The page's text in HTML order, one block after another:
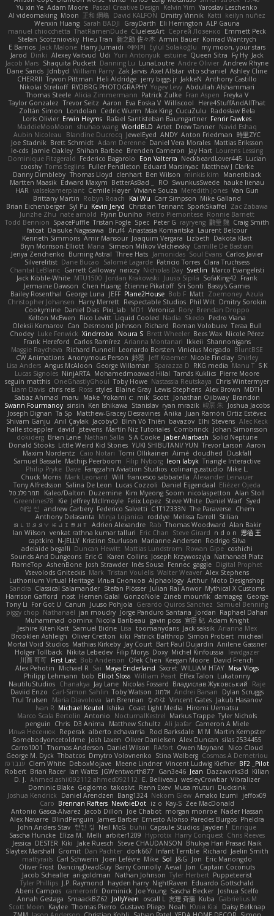
Yu xin Ye Adam Moore Pascal Creative Design Kelvin Yim Yaroslav Leschenko
AI videomaking Moon 正和 綱嶋 David KALFON Dmitry Vinnik Katti keilyn nuñez
Wenxin Huang Sarah BADJI GrayDarth Eli Herrington ALP Gauna
manuel chiocchetta ThatRamenDude CluelessArt Cергей Лозенко Emmett Peck
Stefan Scotzniovsky Hieu Tran 新之助 佐々木 Armin Bauer Konrad Wantrych
E Barrios Jack Malone Harry Jumaidi 에이지 Eylül Solakoğlu
my moon, your stars
Jarod Dinki Alexey Vaitvud Udi Yurii Antonyuk estuine Queen Sitra Fy Hy Jack
Jacob Mars Shaquita Puckett Danning Lu LunaLoutre Andre Olivier Andrew Rhyne
Dane Sands Jdnbyd William Parry Zak Jarvis Axel Allstar vito schaniel Ashley Cline
CHERRII Tryvon Pittman Heli Aldridge jerry biggs jr JakkeN Anthony Castillo
Nikolai Strelioff RYDBRG PHOTOGRAPHY Yogev Levy Abdullah Alshammari
Thomas Steele Alicia Zimmermann Patrick Zulke Fran Aspen Freyka V
Taylor Gonzalez Trevor Seitz Aaron Eva Eoska V Williscool
Here4StuffAndAllThat
Zoltán Simon
Londolan Cedric Wurm Max King CucuZulu
Radosław Bela
Loris Olivier Erwin Heyms Rafael Santisteban Baumgartner Fenrir Fawkes
MaddieMooMoon shuhao wang WorldBLD Artet Drew Tanner Navid Eshaq
Aubin Nicoleau
Blandine Ducrocq JewelEyed ANDY Anton Friedman 時里ZYC
Joe Stadnik Brett Schmidt Adam Derenne Daniel Vera Morales Mattias Eriksson
le-cds Jamie Oakley Shihan Barbee Brenden Cameron Jay Hart Lourens Lessing
Dominique Fitzgerald Federico Bagarolo Eon Valterra NeckbeardLover445 Lucian
cooshy Toms Seglins Fuller Pendleton Eduard Marsinyac Matthew J Clarke
Danny Dimbleby Thomas Lloyd clenhart Ben Wilson minkis kim
Manenblack
Martten Maasik Edward Maxym BetterAsBad _ RO SwunkusSwede hauke lienau
HAR valsekamerplant Cemile Høyer Viviane Souza Meredith Jones Van Gun
Brittany Martin Robyn Roach Kai Wu Carr Simpson Mike Galland
Brian Eichenberger Syl Pu Kevin Jeryd Christian Tennant SporkSkaffel
Zac Zabawa
Junzhe Zhu nate arnold Flynn Duniho Pietro Piemontese Ronnie Barnett
Todd Bennion SpacePuffle Tristan Fogle Spec Peter G rayryeng 鸝瑩 魏 Craig Smith
fatcat Daisuke Nagasawa Bruf4 Anastasia Komaritska Laurent Belcour
Kenneth Simmons Amir Mansour Joaquim Vergara Lizbeth Dakota Klatt
Bryn Morrison-Elliott Mana Simeon Milkov Velchevsky Camille De Bastiani
Jenya Zenchenko Burning Astral Three Hats Jamonidas Soul Evans Carlos Javier
Silverelitist Dane Bucao Salomé Lagarde Patricio Torres Clara Truchsess
Chantal LeBlanc Garrett Calloway nøixzy Nicholas Day Svetlin
Marco Evangelisti
Jack Kibble-White MTU1500 Jordan Krakowski Juuso Sipilä SofaKing42 Frank
Jermaine Dawson Chen Huang Étienne Pikatoff Sri Sonti Bassy's Games
Bailey Rosenthal George Luna JEFF Plane2House Bob F Matt Zoemoney Azula
Christopher Johansen Harry Merrett Respectable Studios Phil Wilt Dmitry Sorokin
Cookymine Daniel Dias Pixi_lab MD1 Veronica Rory Brendan Droppo
Kelton McEwen
Rico Levitt Liquid Cooled Nadia Skedo
Pedro Viana
Oleksii Komarov Can Desmond Johnson Richard Roman Volobuev Teraa Bull
Chodey Luke Fenwick Xindrrobo Noura S Brett Wheeler Bees Wax Nicole Pérez
Frank Hereford Carlos Ramírez Arianna Montanari Ikkeii Shannonigans
Maggie Raycheva Richard Funnell Leonardo Borsten Vinicius Morgado BluntBSE
CW Animations Anonymous Person 鈴葵 Jeff Kraemer Nicole Findlay Shirley
Lisa Anders Angus McAloon George Willaman Sparazza D RKG media Manu T S K
Lucas Signoles NinjARTA Mohamedmoawad Hilal Tamás Kuklics Pierre Moore
seguin matthis OneGhastlyGhoul Toby Howe Nastassia Reutskaya Chris Wintermyer
Liam Davis chris reis Ross styles Blaine Gray Lewis Stephens Alex Brown MDTH
Sabaz Ahmad maru Make Yokami c: mik Scott Jonathan Ojibway Brandon
Swann Fourmanoy sinsin Ken Ishikawa Stanislav ryan mrazik 峻辰 朱 Joshua Jacobs
Joseph Dignan Ta Sp Matthew-Gracey Desravines Anika Juan Ramón Ortiz Estévez
Shivam Ganju Anıl Çaylak JacobyO Bình Võ Thiên bavazov Elhi Stevens Alec Keck
halle stoeppler david jstevens Martín Niz Tutoriales Combrinck Johan Simonsson
dokiderg Brian Lane Nathan Salla S A Cooke Jaber Alarbash Solid Neptune
Donald Stooks Little Weird Kid Stories YUKI SHIBUTANI/ YUN Trevor Larson Aaron
Maxim Nordentz
Caio Notari Tomi Ollikainen Aimé cloudhed
Duskfall
Samuel Bassale Mathijs Peerboom Filip Nyborg leon labyk Triangle Interactive
Philip Pryke Dave Fangzahn Aviation Studios colinangusstudio Mike L.
Chuck Morris Mark Leonard Will francesco sabbatella Alexander Leinauer
Tony Alfredsson Salina De Leon Lucas Cozzoli Daniel Eijgendaal Eliézer Ojeda
תמר פלג טל
Kaleo/Dalton Duzemine Kim Myeong Soom nicolaspetton Alan Stoll
Greenlines78
Kie Jeffrey McIlmoyle Felix Lopez Steve White Daniel Warf Syed
혜영 전 andrew Carbery Federico Salvetti C1T1Z333N The Paraverse Chem
Anthony Delasanta Minja Lojanica roddye Melissa Farrell Stilian
ꌃ꒒ꀎꋪꋪꌩ ꀘꈤꀤꁅꃅ꓄
Adrien Alexandre Rab Thomas Woodward Alan Bakir
Ian Wilson venkat rathna kumar talluri Eric Chan Steve Girard n d o n 思涵 王
captkiro N-JELLY Kristinn Sturluson Marianne Andersen Rodrigo Silva
adelaide begalli Duncan Hewitt Mattias Lundstrom Rowan Gipe coshichi
Sounds And Dungeons Eric G Karen Collins Joseph Krzywoszyja Nathanaël Platz
FlameTop AshenBone Josh Strawder Inês Sousa Fennec gaggle Digital Prophet
Vsevolods Gniteckis Mark Tristan Voulelis Walter Weaver Alex Stephens
Luthonium Virtual Heritage Илья Снопков Alphaology Arthur Moto Designshop
Sandra Classical Salamander Stefan Plösser Julian Rai Anwor Mythical X Customs
Harrison Gafford
nost Hemen Galal GonzoNole Zineb mounfik damageg George
Tony Li For Got U Canun Juuso Pohjola Gerardo Quiros Sanchez Samuel Benning
piggy chop Nathanaël jan moudry Jorge Panduro Santana Jordan Raphael Dahan
Muhammad oominx Nicola Baribeau gavin poss 宣臣 紀 Adam Knight
Jeshire Kiten Katt Samuel Bidne Lisa toomanydans Jack saksik Arianna Mex
Brooklen Ashleigh
Oliver Cretton kiki Patrick Balthrop Simon Probert micheal
Mortal Void Studios Mathias Kirkeby Jay Court Bart Paul Dujardin Anilene Gassner
Holger Tollbäck Nikita Lebedev Filip Morys Doxy Michel Kinfoussia
lewdgazer
川頁 可可 First Last Bob Anderson Ofek Chen Keegan Moore David French
Alex Pehotin
Michael R Sai Maya Enderland Sxcret WILLIAM HTAY Misa Vlogs
Philipp Lehmann bob Elliot Sloss William Peart Effex Talon Lukatonny
NautiluStudios Chanakya Jay Lane Nicolas Fossard Владислав Жуковський
Raje
Daviid Enzo
Carl-Simon Sahlin Toby Watson אלמוג Andrei Barsan
Dylan Scruggs
Trul Trulsen
Maria Diavolova Ian Brennan なのは Vincent Gates Jakub Hasanov
Ivan R Michael Keutel Ishika Coast Light Media Hiromi Uematsu
Marco Scala Bertolin Antonio NocturnalKestrel Markus Trappe Tyler Nichols
penguin Chris D3 Anima Matthew Schultz Ali Jaafar Cameron A Miele
Илья Несенюк Reperak alberto echavarria Rod Barksdale M M Martin Kempster
Somebodyoncetoldme Josh Laxen Oliver Danielsen Alex Duncan silas 2534455
Carro1001
Thomas Anderson Daniel Wilson RAfort Owen Maynard
Nico Cloud
George M. Dyck Thbatcos Dmytro Volovnenko Stina Walberg Cosmas A Demetriou
ענבר פז Clem White DeboxMojave Meene Lindner Vincent Ludwig Kiefner BF2 _Pilot
Robert Brian Racer Ian Watts JGWentworth877 Gan3e46 Jean Dazzworks3d Kilian
D. J. Ahmed.ashii092112 ahmed092112 E. Belliveau wesleyCrowbar Vibralizer
Dominic Blake Goglomo takoslvt Renn Exev Musa muturi Ducksink
Joshua Kendrick
Daniel Arendzen Bang1324 Nekom Glew Amako Izumi
jeffox09
Caro Brennan Rafters NewbieDot iz o Kay-S Zee MacDonald
Antonio Gasca-Alvarez Jacob Dillon Joe Chabot morgan monroe Nader Hassan
Alex Navarre BlindPenguin James Barber Ernesto Alonso Paredes Burgos Pheldra
John Anders Stav 현진 김 Neil McG buhii Capsule Studios Jayden !
Enrique
Sascha Huncke Elīza M. Melli arbiter1209 Hyprotix Harry Conquest Chris Reeves
Jessica DESTER Kiki Jake Ruesch Steve CHAUDANSON Bhukya Hari Prasad Naik
Slaytex Marshall Gromit Dan Pachter dork667 Infant Terrible Richard Jaelin Smith
mattyrails Carl Schwerin Joeri Lefévre Mike Sol J&G Jon Eric Manongdo
Oliver Frost DancingDeadGuy Barry Connolly Aeval Jon Captain Coconuts
Jacob Schealler ari-goldman Nathan Johnson Tyler Herbert Puppeteerist
Tyler Phillips J.P. Raymond hayden harry NightRaven Eduardo Gottschald
Abeni Campos cameronfr Dominick Joe Young Sascha Becker Joshua Scelfo
Annah Gestaga SmaackBZ62 JollyYeen oscall L 友理 斉藤 Kuba Gabrielius M
Scott Moen
Kaylee Thomas Pierro Gustavo Pliego Noah Юлія Кізі
Daisy Belknap